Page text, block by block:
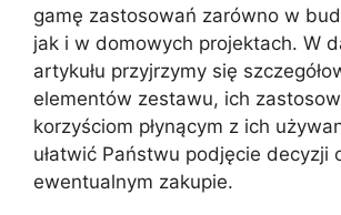
gamę zastosowań zarówno w
jak i w domowych projektach. W
artykułu przyjrzymy się
elementów zestawu, ich
korzyściom płynącym z ich
ułatwić Państwu podjęcie decyzji
ewentualnym zakupie.